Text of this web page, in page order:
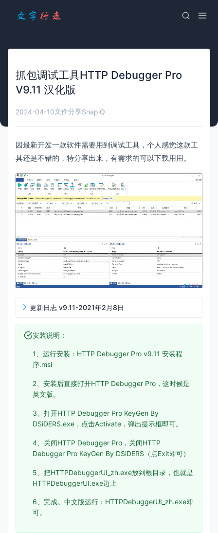
抓包调试工具HTTP Debugger Pro
V9.11 汉化版
2024-04-10文件分享SnapiQ
因最新开发一款软件需要用到调试工具，个人感觉这款工
具还是不错的，特分享出来，有需求的可以下载用用。
更新日志 v9.11-2021年2月8日
安装说明：
1、运行安装：HTTP Debugger Pro v9.11 安装程
序.msi
2、安装后直接打开HTTP Debugger Pro，这时候是
英文版。
3、打开HTTP Debugger Pro KeyGen By
DSiDERS.exe，点击Activate，弹出提示框即可。
4、关闭HTTP Debugger Pro，关闭HTTP
Debugger Pro KeyGen By DSiDERS（点Exit即可）
5、把HTTPDebuggerUI_zh.exe放到根目录，也就是
HTTPDebuggerUI.exe边上
6、完成。中文版运行：HTTPDebuggerUI_zh.exe即
可。